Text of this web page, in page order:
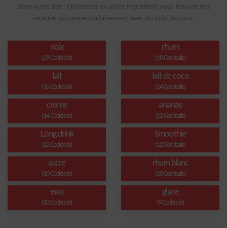
dans votre Bar ! Choisissez un autre ingrédient pour trouver des
recettes qui marie parfaitement avec du noix de coco.
noix
(29 Cocktails)
rhum
(18 Cocktails)
lait
(16 Cocktails)
lait de coco
(14 Cocktails)
creme
(14 Cocktails)
ananas
(12 Cocktails)
Long drink
(12 Cocktails)
Smoothie
(12 Cocktails)
sucre
(10 Cocktails)
rhum blanc
(10 Cocktails)
eau
(10 Cocktails)
glace
(9 Cocktails)